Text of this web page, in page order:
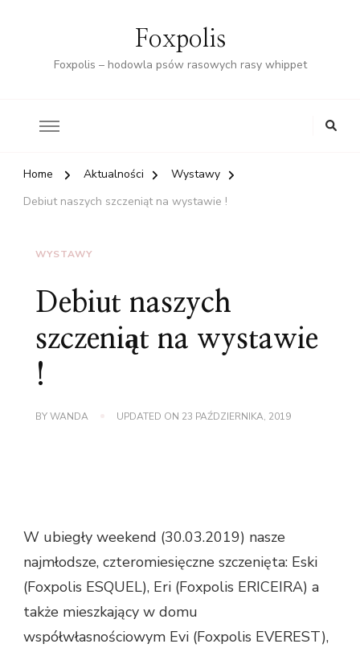
Foxpolis
Foxpolis – hodowla psów rasowych rasy whippet
Home Aktualności
Wystawy
Debiut naszych szczeniąt na wystawie !
WYSTAWY
Debiut naszych
szczeniąt na wystawie
!
BYWANDA UPDATED ON 23 PAŹDZIERNIKA, 2019
W ubiegły weekend (30.03.2019) nasze
najmłodsze, czteromiesięczne szczenięta: Eski
(Foxpolis ESQUEL), Eri (Foxpolis ERICEIRA) a
także mieszkający w domu
współwłasnościowym Evi (Foxpolis EVEREST),